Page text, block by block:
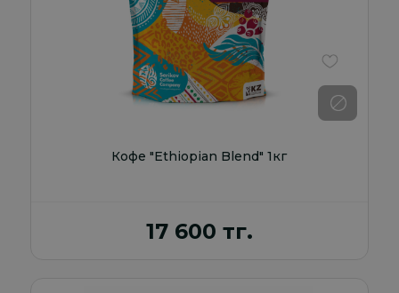
Кофе "Ethiopian Blend" 1кг
17 600 тг.
В